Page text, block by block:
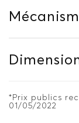
*Prix publics
01/05/2022